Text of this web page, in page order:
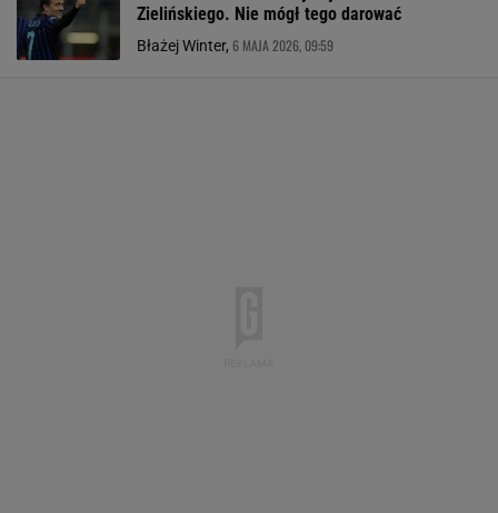
Zielińskiego. Nie mógł tego darować
Błażej Winter, 6 MAJA 2026, 09:59